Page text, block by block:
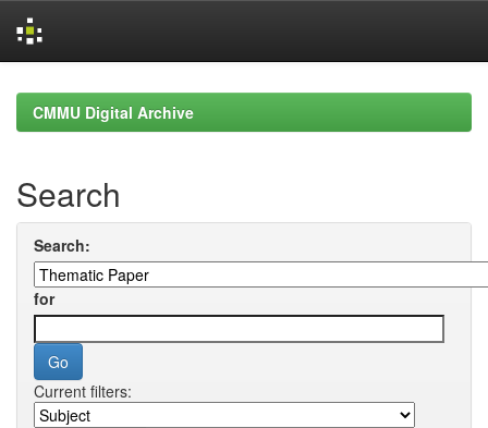
navigationCMMU Digital Archive
Search
Search:
for
Current filters: